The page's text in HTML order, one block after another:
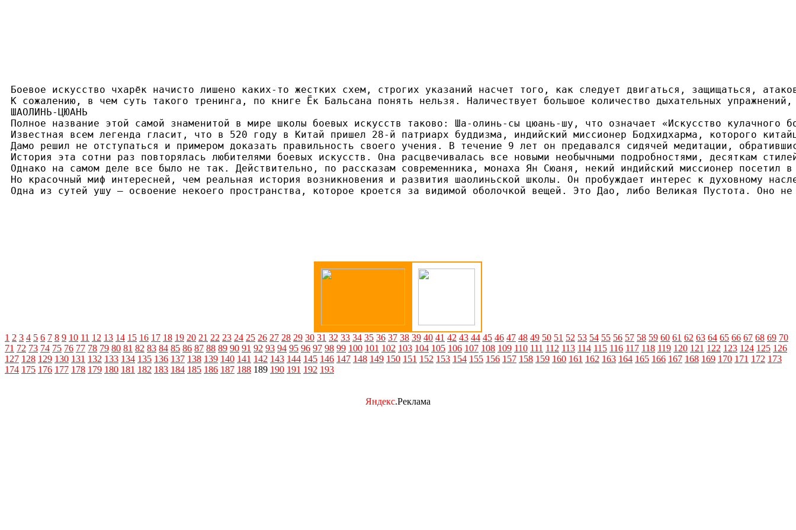
Боевое искусство чхарёк начисто лишено каких-то жестких схем, строгих указаний насчет того, как следует двигаться, защищаться,
К сожалению, в чем суть такого тренинга, по книге Ёк Бальсана понять нельзя. Наличествует большое количество дыхательных
ШАОЛИНЬ-ЦЮАНЬ
Полное название этой самой знаменитой в мире школы боевых искусств таково: Ша-олинь-сы цюань-шу, что означает «Искусство кулачного
Известная всем легенда гласит, что в 520 году в Китай пришел 28-й патриарх буддизма, индийский миссионер Бодхидхарма, которого
Дамо решил не отступаться и примером доказать правильность своего учения. В течение 9 лет он предавался сидячей медитации,
История эта сотни раз повторялась любителями боевых искусств. Она расцвечивалась все новыми необычными подробностями, десяткам
Однако на самом деле все было не так. Действительно, по рассказам современника, монаха Ян Сюаня, некий индийский миссионер
Но красочный миф интересней, чем реальная история возникновения и развития шаолиньской школы. Он пробуждает интерес к духовному
Одна из сутей ушу — освоение некоего пространства, которое кроется за видимой оболочкой вещей. Это Дао, либо Великая Пустота. Оно
1 2 3 4 5 6 7 8 9 10 11 12 13 14 15 16 17 18 19 20 21 22 23 24 25 26 27 28 29 30 31 32 33 34 35 36 37 38 39 40 41 42 43 44 45 46 47 48 49 50 51 52 53 54 55 56 57 58 59 60 61 62 63 64 65 66 67 68 69 70
71 72 73 74 75 76 77 78 79 80 81 82 83 84 85 86 87 88 89 90 91 92 93 94 95 96 97 98 99 100 101 102 103 104 105 106 107 108 109 110 111 112 113 114 115 116 117 118 119 120 121 122 123 124 125 126
127 128 129 130 131 132 133 134 135 136 137 138 139 140 141 142 143 144 145 146 147 148 149 150 151 152 153 154 155 156 157 158 159 160 161 162 163 164 165 166 167 168 169 170 171 172 173
174 175 176 177 178 179 180 181 182 183 184 185 186 187 188 189 190 191 192 193
Яндекс.Реклама